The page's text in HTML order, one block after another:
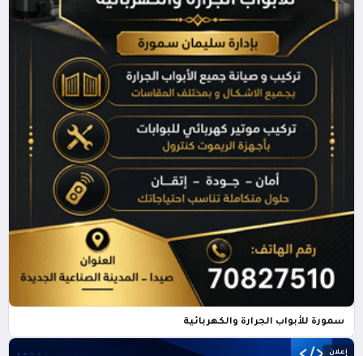
سمورة للأبواب الجرارة والكهربائية
إعلان